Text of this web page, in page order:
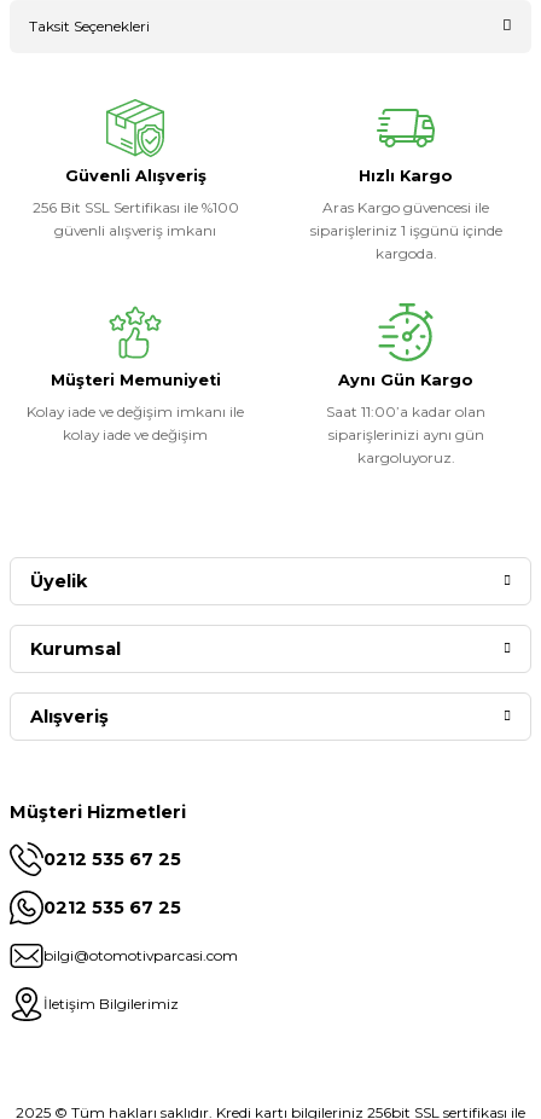
Taksit Seçenekleri
Güvenli Alışveriş
256 Bit SSL Sertifikası ile %100
güvenli alışveriş imkanı
Hızlı Kargo
Aras Kargo güvencesi ile
siparişleriniz 1 işgünü içinde
kargoda.
Müşteri Memuniyeti
Kolay iade ve değişim imkanı ile
kolay iade ve değişim
Aynı Gün Kargo
Saat 11:00’a kadar olan
siparişlerinizi aynı gün
kargoluyoruz.
Müşteri Hizmetleri
0212 535 67 25
0212 535 67 25
bilgi@otomotivparcasi.com
İletişim Bilgilerimiz
Üyelik
Kurumsal
Alışveriş
2025 © Tüm hakları saklıdır. Kredi kartı bilgileriniz 256bit SSL sertifikası ile